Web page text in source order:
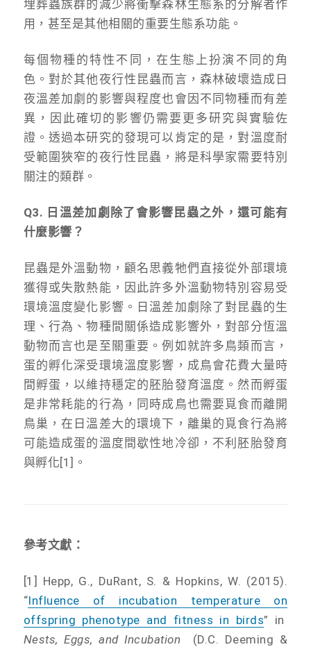
埋葬蟲族群的減少將衝擊森林生態系的分解者作
用，甚至是其他相關的重要生態系功能。
每個物種的特性不同，在生態上扮演不同的角
色。對於其他夜行性昆蟲而言，森林破壞造成日
夜溫差加劇的影響與程度也會因不同物種而有差
異，因此確切的影響仍需要更多研究與實驗佐
證。透過本研究的發現可以肯定的是，對溫度耐
受範圍狹窄的夜行性昆蟲，將是科學家需要特別
關注的類群。
Q3. 日溫差加劇除了會影響昆蟲之外，還可能有
什麼影響？
昆蟲是外溫動物，顧名思義牠們直接從外部環境
獲得或失散熱能，因此許多外溫動物特別容易受
環境溫度變化影響。日溫差加劇除了對昆蟲的生
理、行為、物種間關係造成影響外，對部分恆溫
動物而言也是至關重要。例如就許多鳥類而言，
蛋的孵化深受環境溫度影響，成鳥會花費大量時
間孵蛋，以維持穩定的胚胎發育溫度。然而孵蛋
是非常耗能的行為，同時成鳥也需要覓食而離開
鳥巢，在日溫差大的環境下，離巢的覓食行為將
可能造成蛋的溫度間歇性地冷卻，不利胚胎發育
與孵化[1]。
參考文獻：
[1] Hepp, G., DuRant, S. & Hopkins, W. (2015).
“Influence of incubation temperature on
offspring phenotype and fitness in birds” in
Nests, Eggs, and Incubation
(D.C. Deeming &